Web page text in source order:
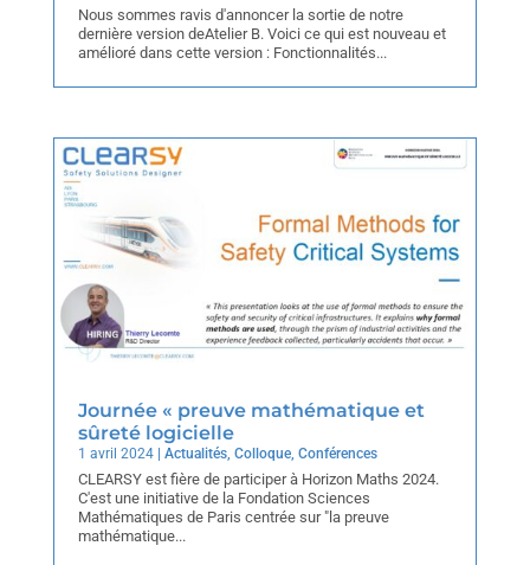
Nous sommes ravis d'annoncer la sortie de notre
dernière version deAtelier B. Voici ce qui est nouveau et
amélioré dans cette version : Fonctionnalités...
Journée « preuve mathématique et
sûreté logicielle
1 avril 2024| Actualités, Colloque, Conférences
CLEARSY est fière de participer à Horizon Maths 2024.
C'est une initiative de la Fondation Sciences
Mathématiques de Paris centrée sur "la preuve
mathématique...